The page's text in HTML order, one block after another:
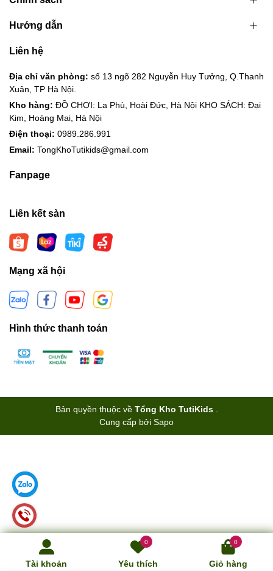
Tài khoản
0
Yêu thích
0
Giỏ hàng
Hướng dẫn
Liên hệ
Địa chỉ văn phòng: số 13 ngõ 282 Nguyễn Huy Tưởng, Q.Thanh
Xuân, TP Hà Nội.
Kho hàng: ĐỒ CHƠI: La Phù, Hoài Đức, Hà Nội KHO SÁCH: Đại
Kim, Hoàng Mai, Hà Nội
Điện thoại: 0989.286.991
Email: TongKhoTutikids@gmail.com
Fanpage
Liên kết sàn
Mạng xã hội
Hình thức thanh toán
Bản quyền thuộc về Tổng Kho TutiKids
Cung cấp bởi Sapo